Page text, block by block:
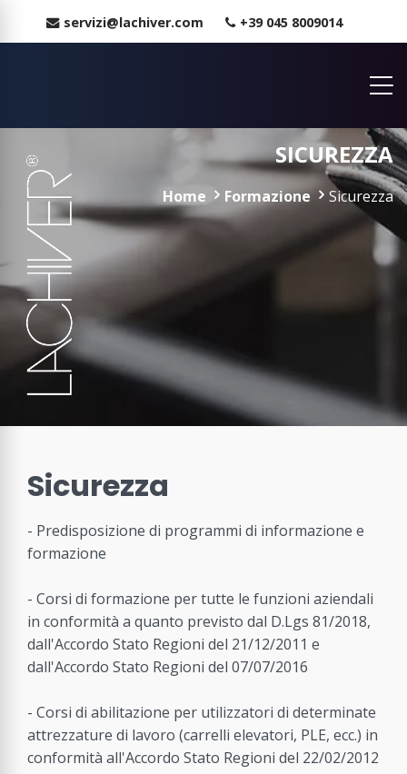
servizi@lachiver.com +39 045 8009014
SICUREZZA
Home Formazione Sicurezza
Sicurezza
- Predisposizione di programmi di informazione e
formazione
- Corsi di formazione per tutte le funzioni aziendali
in conformità a quanto previsto dal D.Lgs 81/2018,
dall'Accordo Stato Regioni del 21/12/2011 e
dall'Accordo Stato Regioni del 07/07/2016
- Corsi di abilitazione per utilizzatori di determinate
attrezzature di lavoro (carrelli elevatori, PLE, ecc.) in
conformità all'Accordo Stato Regioni del 22/02/2012